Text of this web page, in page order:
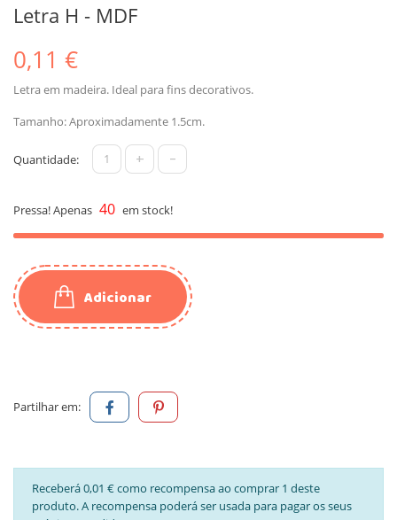
Letra H - MDF
0,11 €
Letra em madeira. Ideal para fins decorativos.
Tamanho: Aproximadamente 1.5cm.
Quantidade: + -
Pressa! Apenas 40 em stock!
Adicionar
Partilhar em:
Receberá 0,01 € como recompensa ao comprar 1 deste
produto. A recompensa poderá ser usada para pagar os seus